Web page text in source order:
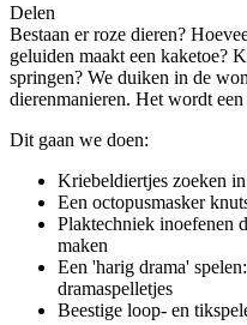
Delen
Bestaan er roze dieren?
geluiden maakt een kaketoe?
springen? We duiken in de
dierenmanieren. Het wordt
Dit gaan we doen:
Kriebeldiertjes zoeken
Een octopusmasker
Plaktechniek inoefenen
maken
Een 'harig drama'
dramaspelletjes
Beestige loop- en